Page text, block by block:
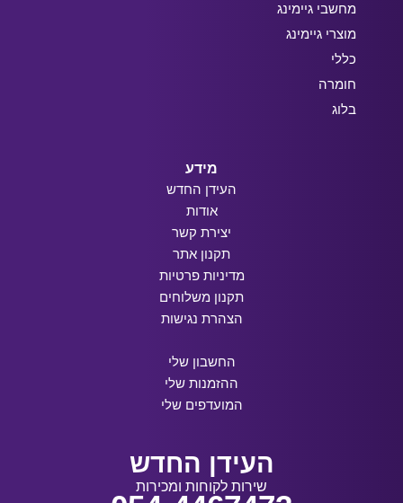
מחשבי גיימינג
מוצרי גיימינג
כללי
חומרה
בלוג
מידע
העידן החדש
אודות
יצירת קשר
תקנון אתר
מדיניות פרטיות
תקנון משלוחים
הצהרת נגישות
החשבון שלי
ההזמנות שלי
המועדפים שלי
העידן החדש
שירות לקוחות ומכירות